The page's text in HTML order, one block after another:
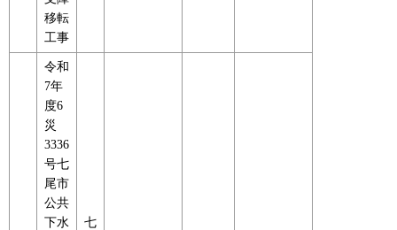
移転
工事
令和
7年
度6
災
3336
号七
尾市
公共
下水
七